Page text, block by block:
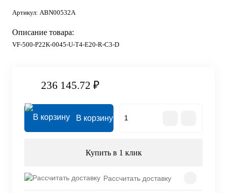
Артикул: ABN00532A
Описание товара:
VF-500-P22K-0045-U-T4-E20-R-C3-D
236 145.72 ₽
В корзину
Купить в 1 клик
Рассчитать доставку